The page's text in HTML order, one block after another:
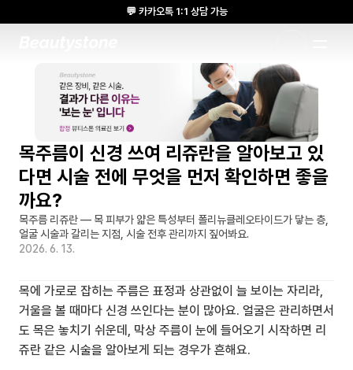
목주름이 신경 쓰여 리쥬란을 알아보고 있
다면 시술 전에 무엇을 먼저 확인하면 좋을
까요?
목주름 리쥬란 — 목 피부가 얇은 특성부터 폴리뉴클레오타이드가 닿는 층,
얼굴 시술과 갈리는 지점, 시술 전후 관리까지 짚어봐요.
2026. 6. 13.
목에 가로로 잡히는 주름은 표정과 상관없이 늘 보이는 자리라,
거울을 볼 때마다 신경 쓰인다는 분이 많아요. 얼굴은 관리하면서
도 목은 놓치기 쉬운데, 막상 주름이 눈에 들어오기 시작하면 리
쥬란 같은 시술을 알아보게 되는 경우가 흔해요.
💬 카카오톡 1:1 상담 가능
🌸 뷰티스톤의원 메디톡스 방콕 Cadaver workshop 참석 🌸